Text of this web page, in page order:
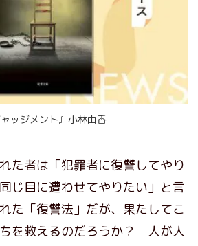
ャッジメント』小林由香
た者は「犯罪者に復讐してやり
じ目に遭わせてやりたい」と言
た「復讐法」だが、果たしてこ
を救えるのだろうか？ 人が人